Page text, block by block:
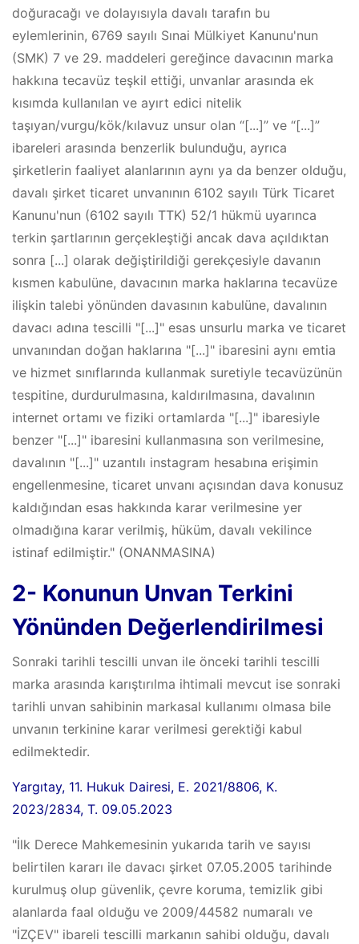
doğuracağı ve dolayısıyla davalı tarafın bu
eylemlerinin, 6769 sayılı Sınai Mülkiyet Kanunu'nun
(SMK) 7 ve 29. maddeleri gereğince davacının marka
hakkına tecavüz teşkil ettiği, unvanlar arasında ek
kısımda kullanılan ve ayırt edici nitelik
taşıyan/vurgu/kök/kılavuz unsur olan “[...]” ve “[...]”
ibareleri arasında benzerlik bulunduğu, ayrıca
şirketlerin faaliyet alanlarının aynı ya da benzer olduğu,
davalı şirket ticaret unvanının 6102 sayılı Türk Ticaret
Kanunu'nun (6102 sayılı TTK) 52/1 hükmü uyarınca
terkin şartlarının gerçekleştiği ancak dava açıldıktan
sonra [...] olarak değiştirildiği gerekçesiyle davanın
kısmen kabulüne, davacının marka haklarına tecavüze
ilişkin talebi yönünden davasının kabulüne, davalının
davacı adına tescilli "[...]" esas unsurlu marka ve ticaret
unvanından doğan haklarına "[...]" ibaresini aynı emtia
ve hizmet sınıflarında kullanmak suretiyle tecavüzünün
tespitine, durdurulmasına, kaldırılmasına, davalının
internet ortamı ve fiziki ortamlarda "[...]" ibaresiyle
benzer "[...]" ibaresini kullanmasına son verilmesine,
davalının "[...]" uzantılı instagram hesabına erişimin
engellenmesine, ticaret unvanı açısından dava konusuz
kaldığından esas hakkında karar verilmesine yer
olmadığına karar verilmiş, hüküm, davalı vekilince
istinaf edilmiştir." (ONANMASINA)
2- Konunun Unvan Terkini
Yönünden Değerlendirilmesi
Sonraki tarihli tescilli unvan ile önceki tarihli tescilli
marka arasında karıştırılma ihtimali mevcut ise sonraki
tarihli unvan sahibinin markasal kullanımı olmasa bile
unvanın terkinine karar verilmesi gerektiği kabul
edilmektedir.
Yargıtay, 11. Hukuk Dairesi, E. 2021/8806, K.
2023/2834, T. 09.05.2023
"İlk Derece Mahkemesinin yukarıda tarih ve sayısı
belirtilen kararı ile davacı şirket 07.05.2005 tarihinde
kurulmuş olup güvenlik, çevre koruma, temizlik gibi
alanlarda faal olduğu ve 2009/44582 numaralı ve
"İZÇEV" ibareli tescilli markanın sahibi olduğu, davalı